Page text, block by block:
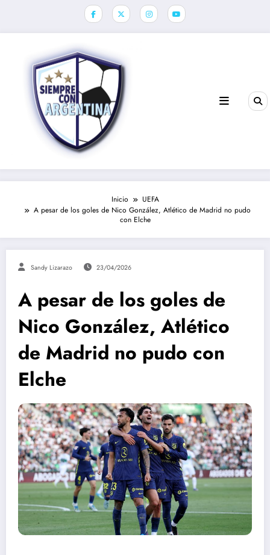
Inicio
UEFA
A pesar de los goles de Nico González, Atlético de Madrid no pudo
con Elche
Sandy Lizarazo 23/04/2026
A pesar de los goles de
Nico González, Atlético
de Madrid no pudo con
Elche